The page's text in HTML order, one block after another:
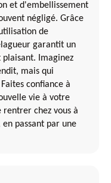
et d'embellissement
négligé. Grâce
de
garantit un
Imaginez
mais qui
confiance à
vie à votre
chez vous à
passant par une